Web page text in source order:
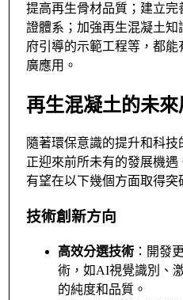
提高再生骨材品質；建立
證體系；加強再生混凝土
府引導的示範工程等，都
廣應用。
再生混凝土的未來
隨著環保意識的提升和科
正迎來前所未有的發展機
有望在以下幾個方面取得突
技術創新方向
高效分選技術 ：開發
術，如AI視覺識別、
的純度和品質。